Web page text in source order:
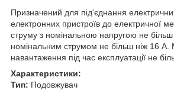
Призначений для під'єднання
електронних пристроїв до електричної
струму з номінальною напругою не більш
номінальним струмом не більш ніж 16
навантаження під час експлуатації не
Характеристики:
Тип: Подовжувач